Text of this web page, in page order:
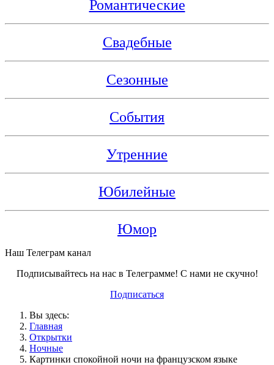
Романтические
Свадебные
Сезонные
События
Утренние
Юбилейные
Юмор
Наш Телеграм канал
Подписывайтесь на нас в Телеграмме! С нами не скучно!
Подписаться
Вы здесь:
Главная
Открытки
Ночные
Картинки спокойной ночи на французском языке